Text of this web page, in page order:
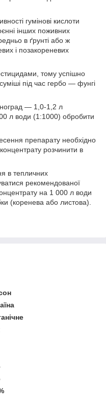
гумінові кислоти
інших поживних
в ґрунті або ж
і позакореневих
тому успішно
під час гербо — фунгі
— 1,0-1,2 л
л води (1:1000) обробити
препарату необхідно
розчинити в
в тепличних
рекомендованої
на 1 000 л води
(коренева або листова).